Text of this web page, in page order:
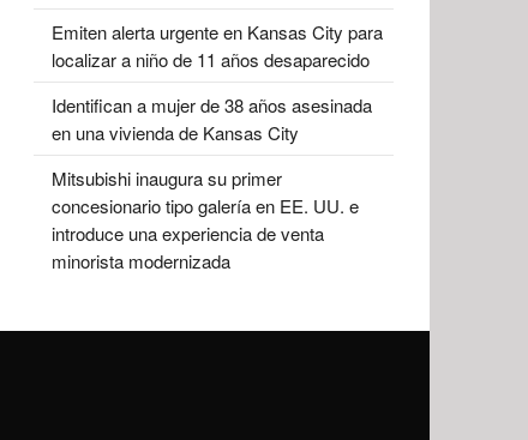
Emiten alerta urgente en Kansas City para
localizar a niño de 11 años desaparecido
Identifican a mujer de 38 años asesinada
en una vivienda de Kansas City
Mitsubishi inaugura su primer
concesionario tipo galería en EE. UU. e
introduce una experiencia de venta
minorista modernizada